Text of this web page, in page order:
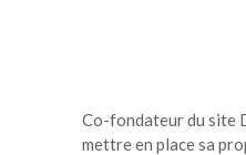
Co-fondateur du site
mettre en place sa